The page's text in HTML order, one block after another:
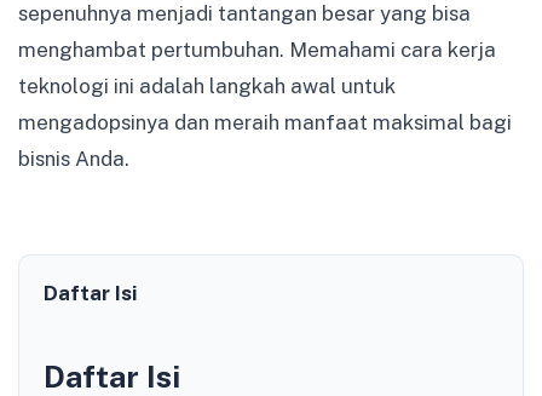
sepenuhnya menjadi tantangan besar yang bisa
menghambat pertumbuhan. Memahami cara kerja
teknologi ini adalah langkah awal untuk
mengadopsinya dan meraih manfaat maksimal bagi
bisnis Anda.
Daftar Isi
Daftar Isi